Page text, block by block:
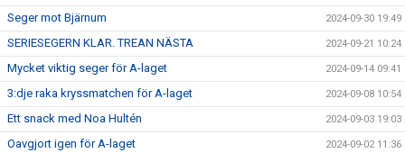
Seger mot Bjärnum 2024-09-30 19:49
SERIESEGERN KLAR. TREAN NÄSTA 2024-09-21 10:24
Mycket viktig seger för A-laget 2024-09-14 09:41
3:dje raka kryssmatchen för A-laget 2024-09-08 10:54
Ett snack med Noa Hultén 2024-09-03 19:03
Oavgjort igen för A-laget 2024-09-02 11:36